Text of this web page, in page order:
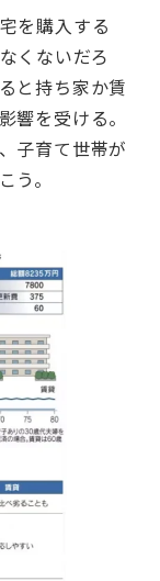
を購⼊する
くないだろ
と持ち家か賃
響を受ける。
⼦育て世帯が
う。